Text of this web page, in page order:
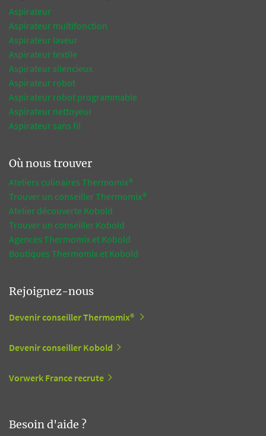
Aspirateur
Aspirateur multifonction
Aspirateur laveur
Aspirateur textile
Aspirateur silencieux
Aspirateur robot
Aspirateur robot programmable
Aspirateur nettoyeur
Aspirateur sans fil
Où nous trouver
Ateliers culinaires Thermomix®
Trouver un conseiller Thermomix®
Atelier découverte Kobold
Trouver un conseiller Kobold
Agences Thermomix et Kobold
Boutiques Thermomix et Kobold
Rejoignez-nous
Devenir conseiller Thermomix®
Devenir conseiller Kobold
Vorwerk France recrute
Besoin d'aide ?